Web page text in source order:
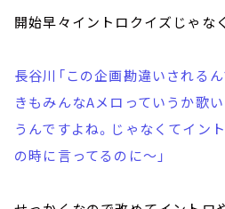
開始早々イントロクイズじゃな
長谷川「この企画勘違いされる
きもみんなAメロっていうか歌
うんですよね。じゃなくてイン
の時に言ってるのに～」